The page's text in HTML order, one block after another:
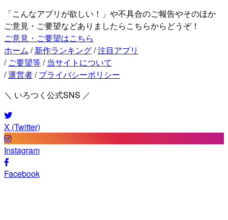
「こんなアプリが欲しい！」や不具合のご報告やそのほか
ご意見・ご要望などありましたらこちらからどうぞ！
ご意見・ご要望はこちら
ホーム / 新作ランキング/注目アプリ
/ ご要望等/ 当サイトについて
/運営者/ プライバシーポリシー
＼ いろつく公式SNS ／
X (Twitter)
Instagram
Facebook